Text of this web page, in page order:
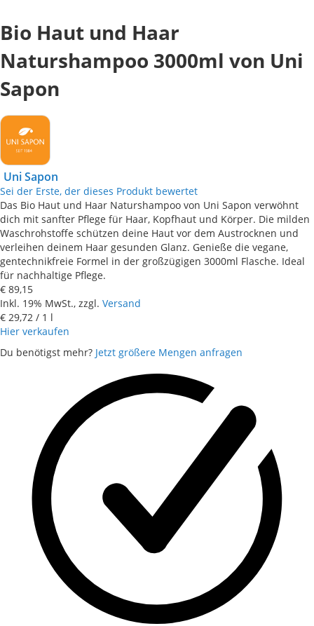
Bio Haut und Haar
Naturshampoo 3000ml von Uni
Sapon
Uni Sapon
Sei der Erste, der dieses Produkt bewertet
Das Bio Haut und Haar Naturshampoo von Uni Sapon verwöhnt
dich mit sanfter Pflege für Haar, Kopfhaut und Körper. Die milden
Waschrohstoffe schützen deine Haut vor dem Austrocknen und
verleihen deinem Haar gesunden Glanz. Genieße die vegane,
gentechnikfreie Formel in der großzügigen 3000ml Flasche. Ideal
für nachhaltige Pflege.
€ 89,15
Inkl. 19% MwSt., zzgl. Versand
€ 29,72 / 1 l
Hier verkaufen
Du benötigst mehr? Jetzt größere Mengen anfragen